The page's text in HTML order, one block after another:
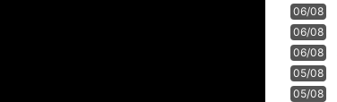
06/08
06/08
06/08
05/08
05/08